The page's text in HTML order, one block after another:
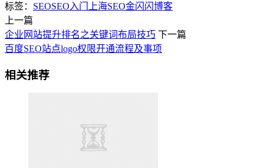
标签： SEOSEO入门 上海SEO金闪闪博客
上一篇
企业网站提升排名之关键词布局技巧 下一篇
百度SEO站点logo权限开通流程及事项
相关推荐